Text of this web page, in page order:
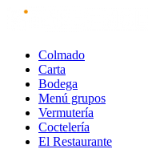
Colmado
Carta
Bodega
Menú grupos
Vermutería
Coctelería
El Restaurante